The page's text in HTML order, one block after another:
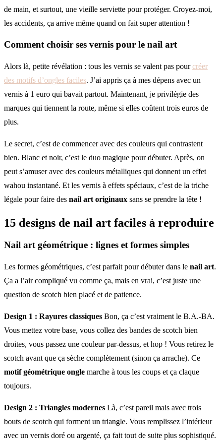
de main, et surtout, une vieille serviette pour protéger. Croyez-moi,
les accidents, ça arrive même quand on fait super attention !
Comment choisir ses vernis pour le nail art
Alors là, petite révélation : tous les vernis se valent pas pourcréer
des motifs d’ongles faciles. J’ai appris ça à mes dépens avec un
vernis à 1 euro qui bavait partout. Maintenant, je privilégie des
marques qui tiennent la route, même si elles coûtent trois euros de
plus.
Le secret, c’est de commencer avec des couleurs qui contrastent
bien. Blanc et noir, c’est le duo magique pour débuter. Après, on
peut s’amuser avec des couleurs métalliques qui donnent un effet
wahou instantané. Et les vernis à effets spéciaux, c’est de la triche
légale pour faire des nail art originaux sans se prendre la tête !
15 designs de nail art faciles à reproduire
Nail art géométrique : lignes et formes simples
Les formes géométriques, c’est parfait pour débuter dans le nail art.
Ça a l’air compliqué vu comme ça, mais en vrai, c’est juste une
question de scotch bien placé et de patience.
Design 1 : Rayures classiques Bon, ça c’est vraiment le B.A.-BA.
Vous mettez votre base, vous collez des bandes de scotch bien
droites, vous passez une couleur par-dessus, et hop ! Vous retirez le
scotch avant que ça sèche complètement (sinon ça arrache). Ce
motif géométrique ongle marche à tous les coups et ça claque
toujours.
Design 2 : Triangles modernes Là, c’est pareil mais avec trois
bouts de scotch qui forment un triangle. Vous remplissez l’intérieur
avec un vernis doré ou argenté, ça fait tout de suite plus sophistiqué.